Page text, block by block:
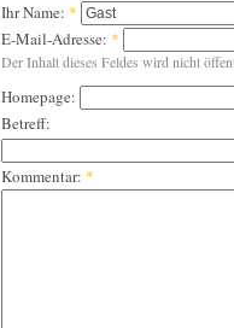
Ihr Name: *
E-Mail-Adresse: *
Der Inhalt dieses Feldes wird nicht
Homepage:
Betreff:
Kommentar: *